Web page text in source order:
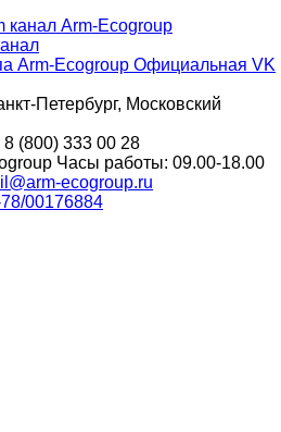
Официальная VK
Петербург, Московский
8 (800) 333 00 28
Часы работы: 09.00-18.00
ecogroup.ru
00176884